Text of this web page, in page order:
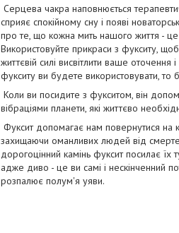
Серцева чакра наповнюється
сприяє спокійному сну і появі
про те, що кожна мить нашого життя -
Використовуйте прикраси з фукситу,
життєвій силі висвітлити ваше
фукситу ви будете використовувати,
Коли ви посидите з фукситом, він
вібраціями планети, які життєво
Фуксит допомагає нам повернутися на
захищаючи оманливих людей від
дорогоцінний камінь фуксит посилає
адже диво - це ви самі і нескінченний
розпалює полум'я уяви.